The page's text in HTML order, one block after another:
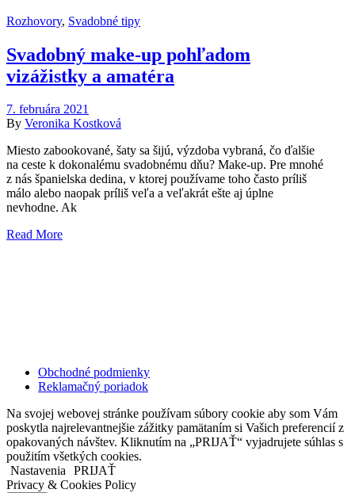
Rozhovory, Svadobné tipy
Svadobný make-up pohľadom
vizážistky a amatéra
7. februára 2021
By Veronika Kostková
Miesto zabookované, šaty sa šijú, výzdoba vybraná, čo ďalšie
na ceste k dokonalému svadobnému dňu? Make-up. Pre mnohé
z nás španielska dedina, v ktorej používame toho často príliš
málo alebo naopak príliš veľa a veľakrát ešte aj úplne
nevhodne. Ak
Read More
Obchodné podmienky
Reklamačný poriadok
Na svojej webovej stránke používam súbory cookie aby som Vám
poskytla najrelevantnejšie zážitky pamätaním si Vašich preferencií z
opakovaných návštev. Kliknutím na „PRIJAŤ“ vyjadrujete súhlas s
použitím všetkých cookies.
Nastavenia
PRIJAŤ
Privacy & Cookies Policy